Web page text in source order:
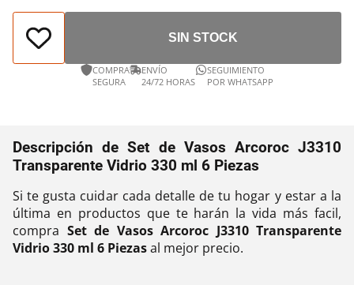
SIN STOCK
COMPRA
SEGURA
ENVÍO
24/72 HORAS
SEGUIMIENTO
POR WHATSAPP
Descripción de Set de Vasos Arcoroc J3310
Transparente Vidrio 330 ml 6 Piezas
Si te gusta cuidar cada detalle de tu hogar y estar a la
última en productos que te harán la vida más facil,
compra Set de Vasos Arcoroc J3310 Transparente
Vidrio 330 ml 6 Piezasal mejor precio.